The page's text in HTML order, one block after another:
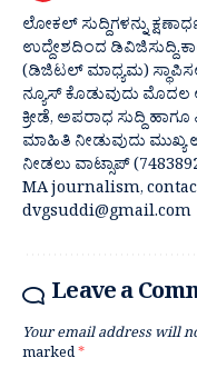
ಲೋಕಲ್ ಸುದ್ದಿಗಳನ್ನು
ಉದ್ದೇಶದಿಂದ
(ಡಿಜಿಟಲ್ ಮಾಧ್ಯಮ)
ನ್ಯೂಸ್ ಕೊಡುವುದು
ಕ್ರೀಡೆ, ಅಪರಾಧ ಸುದ್ದಿ
ಮಾಹಿತಿ ನೀಡುವುದು ಮುಖ್ಯ
ನೀಡಲು ವಾಟ್ಸಾಪ್
MA journalism,
dvgsuddi@gmail.com
Leave a
Your email address will
marked*